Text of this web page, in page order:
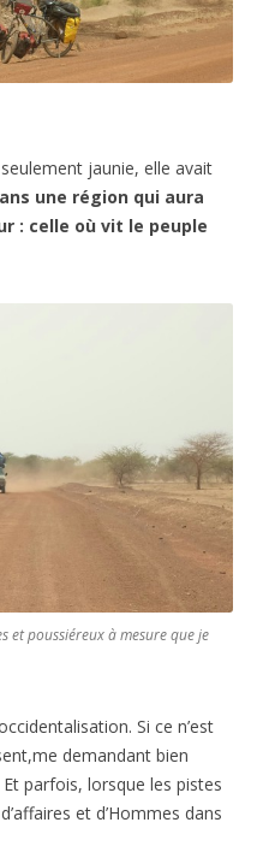
jaunie, elle avait
une région qui aura
: celle où vit le peuple
et poussiéreux à mesure que je
Si ce n’est
demandant bien
parfois, lorsque les pistes
et d’Hommes dans